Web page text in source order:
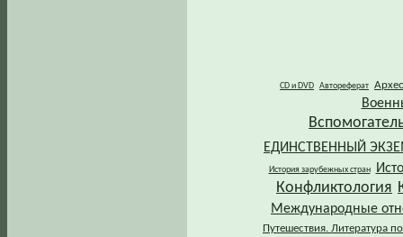
CD и DVD Автореферат
ЕДИНСТВЕННЫЙ
История зарубежных стран
Конфликтология
Международные
Путешествия. Литература